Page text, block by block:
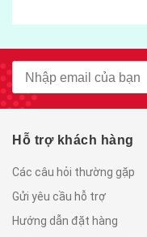
Hỗ trợ khách hàng
Các câu hỏi thường gặp
Gửi yêu cầu hỗ trợ
Hướng dẫn đặt hàng